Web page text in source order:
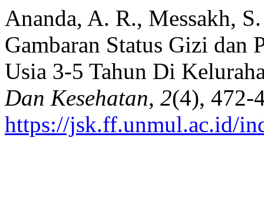
Ananda, A. R., Messakh,
Gambaran Status Gizi dan
Usia 3-5 Tahun Di
Dan Kesehatan, 2(4), 472-
https://jsk.ff.unmul.ac.id/